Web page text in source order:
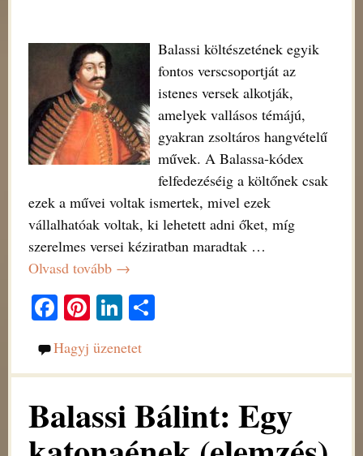
Balassi költészetének egyik
fontos verscsoportját az
istenes versek alkotják,
amelyek vallásos témájú,
gyakran zsoltáros hangvételű
művek. A Balassa-kódex
felfedezéséig a költőnek csak
ezek a művei voltak ismertek, mivel ezek
vállalhatóak voltak, ki lehetett adni őket, míg
szerelmes versei kéziratban maradtak …
Olvasd tovább →
Fa
bo
ok
Pi
er
es
t
Li
ed
In m
eg
Hagyj üzenetet
Balassi Bálint: Egy